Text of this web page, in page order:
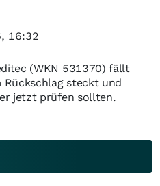
(WKN 531370) fällt
Rückschlag steckt und
jetzt prüfen sollten.
16:32